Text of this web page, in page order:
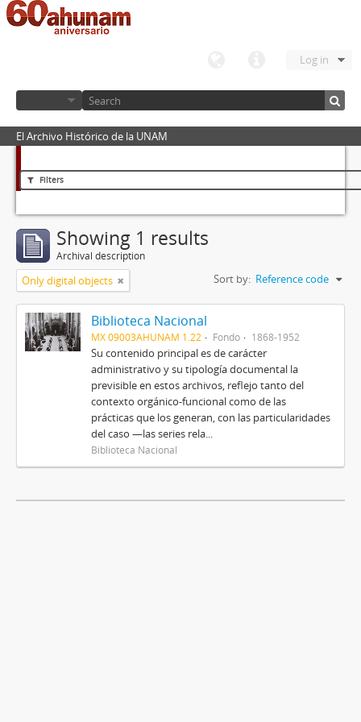
Log in
El Archivo Histórico de la UNAM
Filters
Showing 1 results
Archival description
Only digital objects Sort by: Reference code
Biblioteca Nacional
MX 09003AHUNAM 1.22 Fondo 1868-1952
Su contenido principal es de carácter
administrativo y su tipología documental la
previsible en estos archivos, reflejo tanto del
contexto orgánico-funcional como de las
prácticas que los generan, con las particularidades
del caso —las series rela...
Biblioteca Nacional